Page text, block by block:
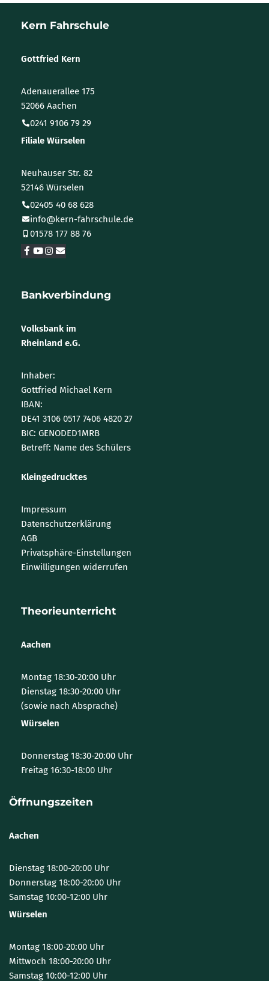
Kern Fahrschule
Gottfried Kern
Adenauerallee 175
52066 Aachen
0241 9106 79 29
Filiale Würselen
Neuhauser Str. 82
52146 Würselen
02405 40 68 628
info@kern-fahrschule.de
01578 177 88 76
Bankverbindung
Volksbank im
Rheinland e.G.
Inhaber:
Gottfried Michael Kern
IBAN:
DE41 3106 0517 7406 4820 27
BIC: GENODED1MRB
Betreff: Name des Schülers
Kleingedrucktes
Impressum
Datenschutzerklärung
AGB
Privatsphäre-Einstellungen
Einwilligungen widerrufen
Theorieunterricht
Aachen
Montag 18:30-20:00 Uhr
Dienstag 18:30-20:00 Uhr
(sowie nach Absprache)
Würselen
Donnerstag 18:30-20:00 Uhr
Freitag 16:30-18:00 Uhr
Öffnungszeiten
Aachen
Dienstag 18:00-20:00 Uhr
Donnerstag 18:00-20:00 Uhr
Samstag 10:00-12:00 Uhr
Würselen
Montag 18:00-20:00 Uhr
Mittwoch 18:00-20:00 Uhr
Samstag 10:00-12:00 Uhr